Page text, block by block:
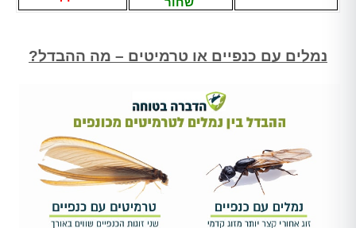
נמלים עם כנפיים או טרמיטים – מה ההבדל?